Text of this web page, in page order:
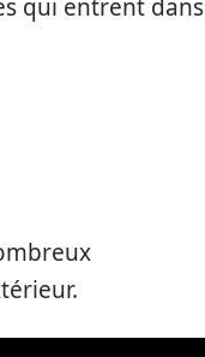
qui entrent dans